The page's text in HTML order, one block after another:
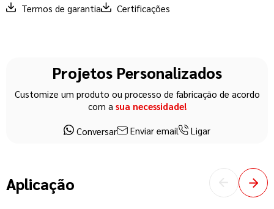
Termos de garantia Certificações
Projetos Personalizados
Customize um produto ou processo de fabricação de acordo
com a sua necessidade!
Conversar Enviar email Ligar
Aplicação